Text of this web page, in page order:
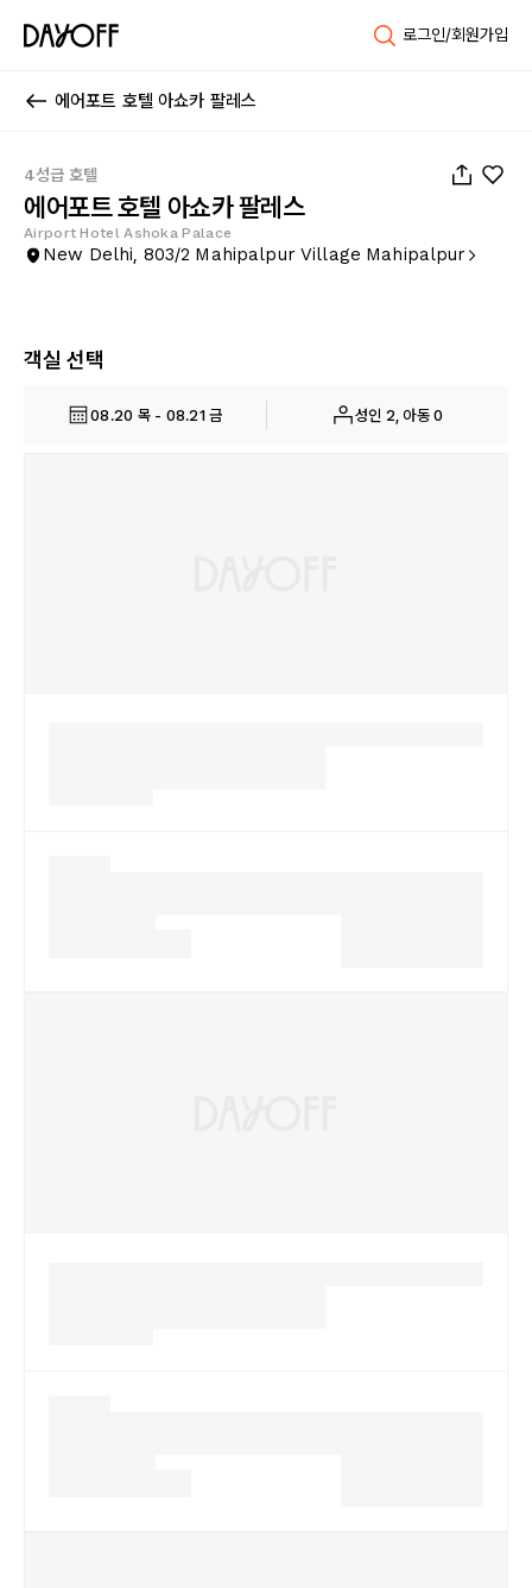
로그인/회원가입
에어포트 호텔 아쇼카 팔레스
4성급 호텔
에어포트 호텔 아쇼카 팔레스
Airport Hotel Ashoka Palace
New Delhi, 803/2 Mahipalpur Village Mahipalpur
객실 선택
08.20 목 - 08.21 금 성인 2, 아동 0